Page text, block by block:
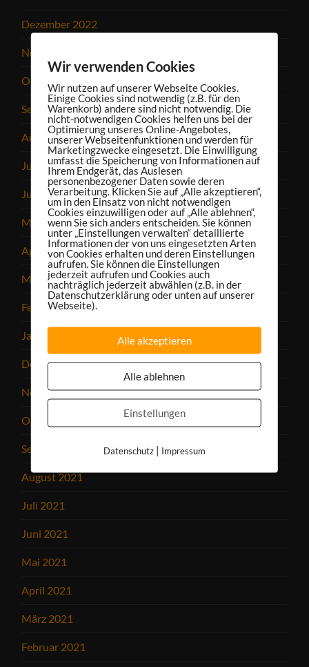
Dezember 2022
November 2022
Oktober 2022
September 2022
August 2022
Juli 2022
Juni 2022
Mai 2022
April 2022
März 2022
Februar 2022
Januar 2022
Dezember 2021
November 2021
Oktober 2021
September 2021
August 2021
Juli 2021
Juni 2021
Mai 2021
April 2021
März 2021
Februar 2021
Wir verwenden Cookies
Wir nutzen auf unserer Webseite Cookies.
Einige Cookies sind notwendig (z.B. für den
Warenkorb) andere sind nicht notwendig. Die
nicht-notwendigen Cookies helfen uns bei der
Optimierung unseres Online-Angebotes,
unserer Webseitenfunktionen und werden für
Marketingzwecke eingesetzt. Die Einwilligung
umfasst die Speicherung von Informationen auf
Ihrem Endgerät, das Auslesen
personenbezogener Daten sowie deren
Verarbeitung. Klicken Sie auf „Alle akzeptieren“,
um in den Einsatz von nicht notwendigen
Cookies einzuwilligen oder auf „Alle ablehnen“,
wenn Sie sich anders entscheiden. Sie können
unter „Einstellungen verwalten“ detaillierte
Informationen der von uns eingesetzten Arten
von Cookies erhalten und deren Einstellungen
aufrufen. Sie können die Einstellungen
jederzeit aufrufen und Cookies auch
nachträglich jederzeit abwählen (z.B. in der
Datenschutzerklärung oder unten auf unserer
Webseite).
Alle akzeptieren
Alle ablehnen
Einstellungen
Datenschutz| Impressum